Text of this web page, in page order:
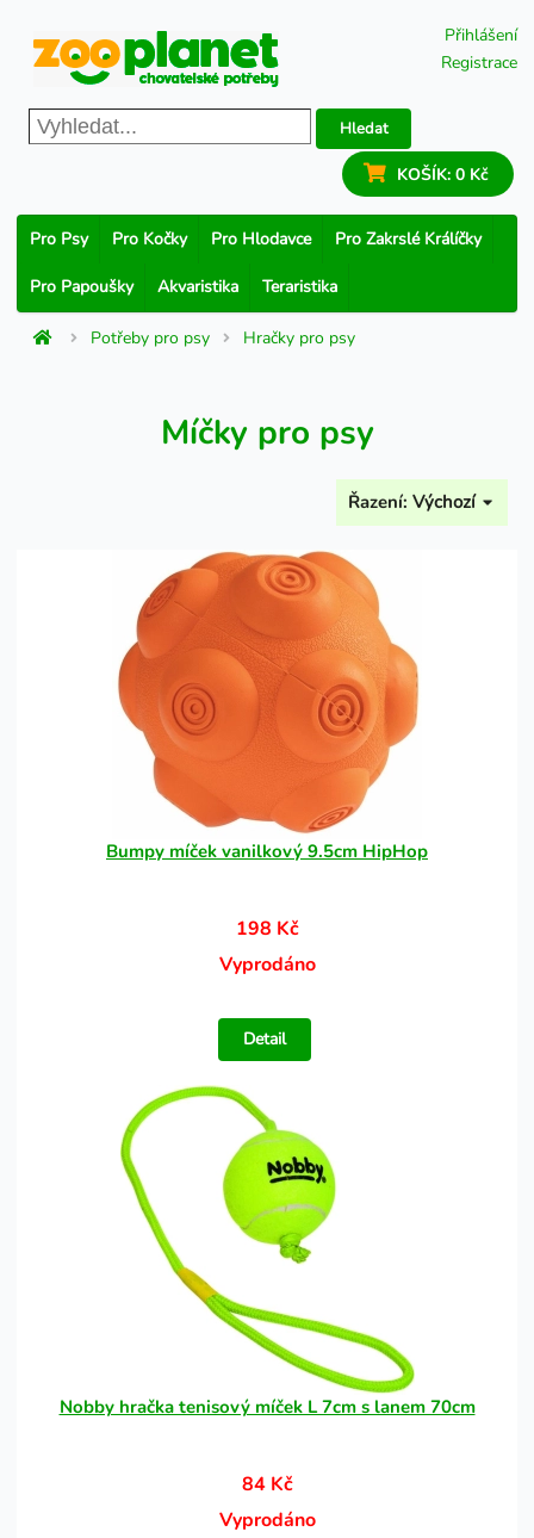
Přihlášení
Registrace
Hledat
KOŠÍK: 0 Kč
Pro Psy Pro Kočky Pro Hlodavce Pro Zakrslé Králíčky
Pro Papoušky Akvaristika Teraristika
Potřeby pro psy Hračky pro psy
Míčky pro psy
Řazení: Výchozí
Bumpy míček vanilkový 9.5cm HipHop
198 Kč
Vyprodáno
Detail
Nobby hračka tenisový míček L 7cm s lanem 70cm
84 Kč
Vyprodáno